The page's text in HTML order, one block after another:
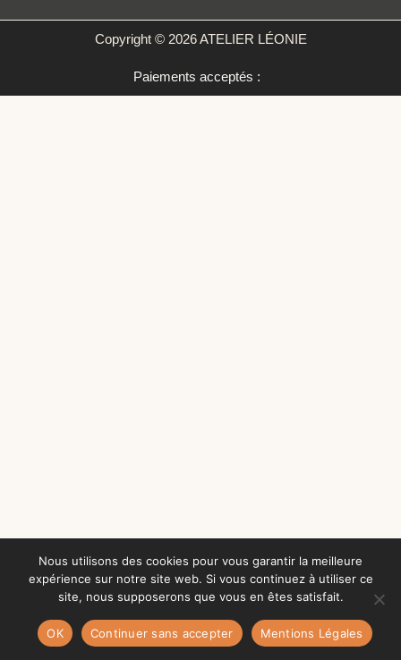
Copyright © 2026 ATELIER LÉONIE
Paiements acceptés :
Nous utilisons des cookies pour vous garantir la meilleure
expérience sur notre site web. Si vous continuez à utiliser ce
site, nous supposerons que vous en êtes satisfait.
OK Continuer sans accepter Mentions Légales